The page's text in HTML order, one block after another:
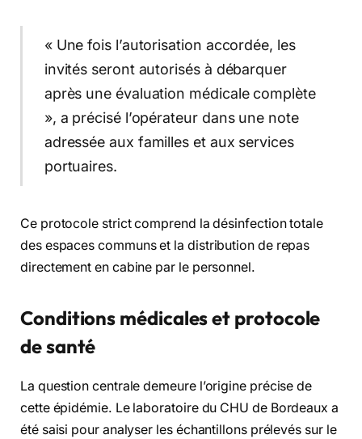
« Une fois l’autorisation accordée, les
invités seront autorisés à débarquer
après une évaluation médicale complète
», a précisé l’opérateur dans une note
adressée aux familles et aux services
portuaires.
Ce protocole strict comprend la désinfection totale
des espaces communs et la distribution de repas
directement en cabine par le personnel.
Conditions médicales et protocole
de santé
La question centrale demeure l’origine précise de
cette épidémie. Le laboratoire du CHU de Bordeaux a
été saisi pour analyser les échantillons prélevés sur le